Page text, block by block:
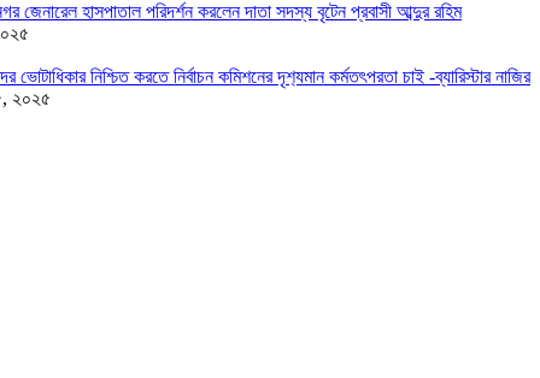
জেনারেল হাসপাতাল পরিদর্শন করলেন দাতা সদস্য বৃটেন প্রবাসী আব্দুর রহিম
ভোটাধিকার নিশ্চিত করতে নির্বাচন কমিশনের দৃশ‍্যমান কর্মতৎপরতা চাই -ব্যারিস্টার নাজির
২০২৫